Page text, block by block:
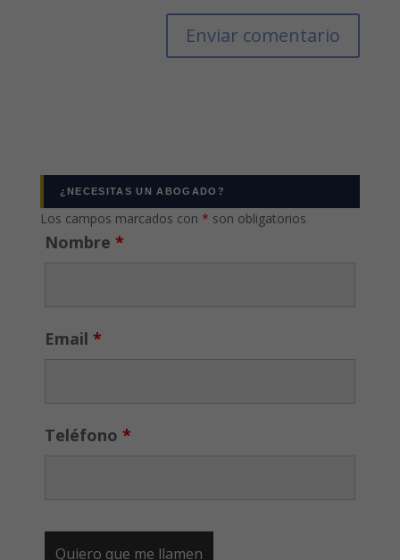
¿NECESITAS UN ABOGADO?
Los campos marcados con * son obligatorios
Nombre *
Email *
Teléfono *